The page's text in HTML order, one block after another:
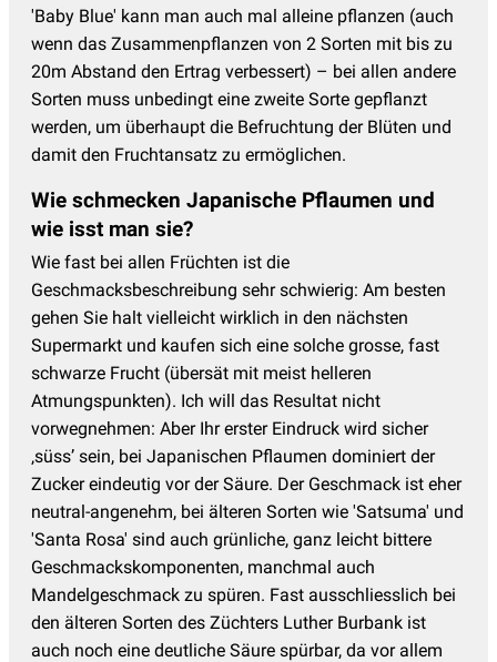
'Baby Blue' kann man auch mal alleine pflanzen (auch
wenn das Zusammenpflanzen von 2 Sorten mit bis zu
20m Abstand den Ertrag verbessert) – bei allen andere
Sorten muss unbedingt eine zweite Sorte gepflanzt
werden, um überhaupt die Befruchtung der Blüten und
damit den Fruchtansatz zu ermöglichen.
Wie schmecken Japanische Pflaumen und
wie isst man sie?
Wie fast bei allen Früchten ist die
Geschmacksbeschreibung sehr schwierig: Am besten
gehen Sie halt vielleicht wirklich in den nächsten
Supermarkt und kaufen sich eine solche grosse, fast
schwarze Frucht (übersät mit meist helleren
Atmungspunkten). Ich will das Resultat nicht
vorwegnehmen: Aber Ihr erster Eindruck wird sicher
‚süss’ sein, bei Japanischen Pflaumen dominiert der
Zucker eindeutig vor der Säure. Der Geschmack ist eher
neutral-angenehm, bei älteren Sorten wie 'Satsuma' und
'Santa Rosa' sind auch grünliche, ganz leicht bittere
Geschmackskomponenten, manchmal auch
Mandelgeschmack zu spüren. Fast ausschliesslich bei
den älteren Sorten des Züchters Luther Burbank ist
auch noch eine deutliche Säure spürbar, da vor allem